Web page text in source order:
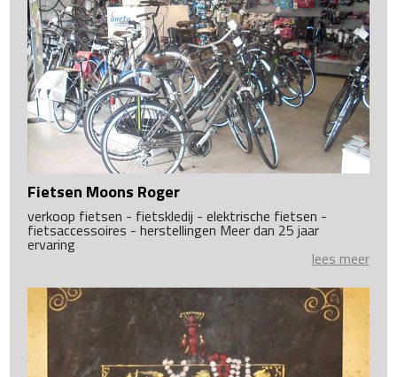
Fietsen Moons Roger
verkoop fietsen - fietskledij - elektrische fietsen -
fietsaccessoires - herstellingen Meer dan 25 jaar
ervaring
lees meer